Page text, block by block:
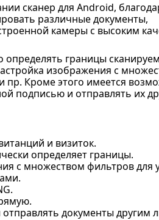
сканер для Android,
различные документы,
камеры с высоким
границы
изображения с
пр. Кроме этого имеется
подписью и отправлять их
и визиток.
определяет границы.
с множеством фильтров для
документы другим